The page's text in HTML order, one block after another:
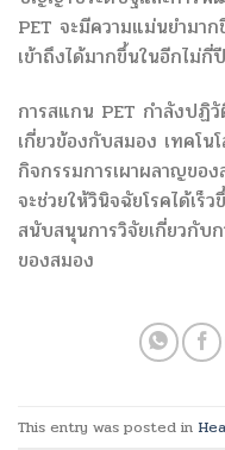
PET จะมีความแม่นยำมา
เข้าถึงได้มากขึ้นในอีกไม่กี่
การสแกน PET กำลังปฏิวั
เกี่ยวข้องกับสมอง เทคโ
กิจกรรมการเผาผลาญข
จะช่วยให้วินิจฉัยโรคได้เร็
สนับสนุนการวิจัยเกี่ยวกับ
ของสมอง
This entry was posted in